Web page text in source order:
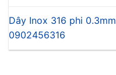
Dây Inox 316 phi 0.3mm
0902456316